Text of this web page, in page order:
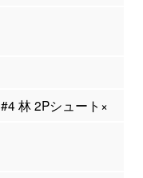
#4 林 2Pシュート×